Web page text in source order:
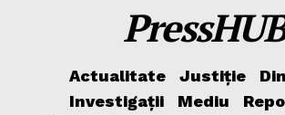
PressHUB
Actualitate Justiție
Investigații
Mediu